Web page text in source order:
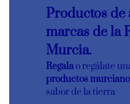
Productos
marcas de la
Murcia.
Regalao regálate
productos
sabor de la tierra